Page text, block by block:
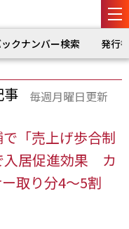
クナンバー検索 発行
事 毎週月曜日更新
「売上げ歩合制
居促進効果 カ
取り分4～5割